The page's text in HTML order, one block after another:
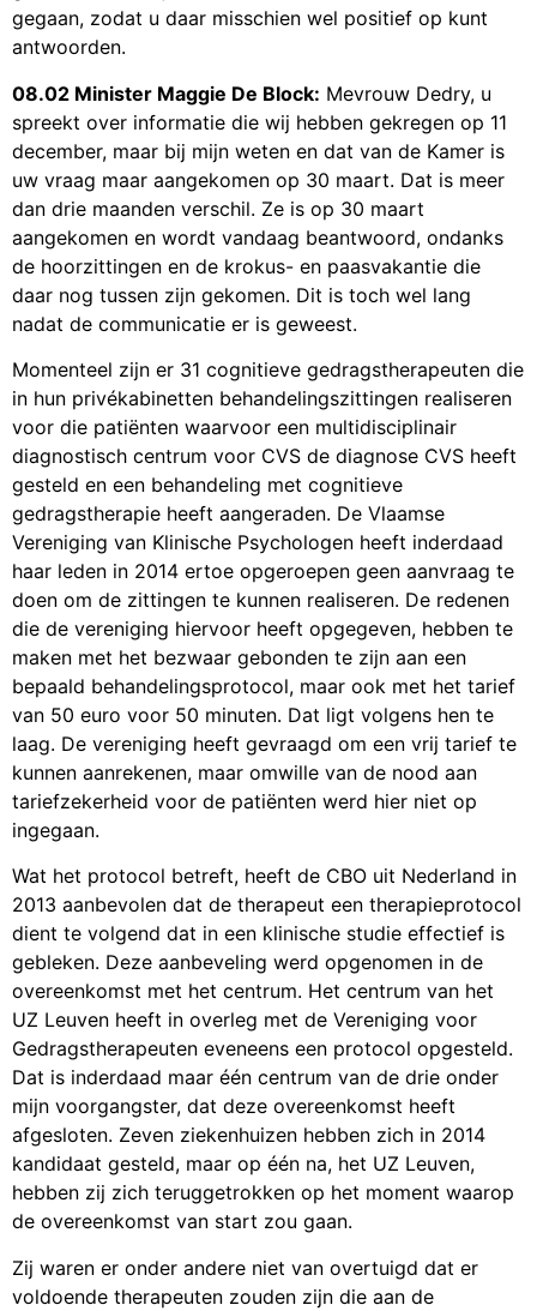
gegaan, zodat u daar misschien wel positief op kunt
antwoorden.
08.02 Minister Maggie De Block: Mevrouw Dedry, u
spreekt over informatie die wij hebben gekregen op 11
december, maar bij mijn weten en dat van de Kamer is
uw vraag maar aangekomen op 30 maart. Dat is meer
dan drie maanden verschil. Ze is op 30 maart
aangekomen en wordt vandaag beantwoord, ondanks
de hoorzittingen en de krokus- en paasvakantie die
daar nog tussen zijn gekomen. Dit is toch wel lang
nadat de communicatie er is geweest.
Momenteel zijn er 31 cognitieve gedragstherapeuten die
in hun privékabinetten behandelingszittingen realiseren
voor die patiënten waarvoor een multidisciplinair
diagnostisch centrum voor CVS de diagnose CVS heeft
gesteld en een behandeling met cognitieve
gedragstherapie heeft aangeraden. De Vlaamse
Vereniging van Klinische Psychologen heeft inderdaad
haar leden in 2014 ertoe opgeroepen geen aanvraag te
doen om de zittingen te kunnen realiseren. De redenen
die de vereniging hiervoor heeft opgegeven, hebben te
maken met het bezwaar gebonden te zijn aan een
bepaald behandelingsprotocol, maar ook met het tarief
van 50 euro voor 50 minuten. Dat ligt volgens hen te
laag. De vereniging heeft gevraagd om een vrij tarief te
kunnen aanrekenen, maar omwille van de nood aan
tariefzekerheid voor de patiënten werd hier niet op
ingegaan.
Wat het protocol betreft, heeft de CBO uit Nederland in
2013 aanbevolen dat de therapeut een therapieprotocol
dient te volgend dat in een klinische studie effectief is
gebleken. Deze aanbeveling werd opgenomen in de
overeenkomst met het centrum. Het centrum van het
UZ Leuven heeft in overleg met de Vereniging voor
Gedragstherapeuten eveneens een protocol opgesteld.
Dat is inderdaad maar één centrum van de drie onder
mijn voorgangster, dat deze overeenkomst heeft
afgesloten. Zeven ziekenhuizen hebben zich in 2014
kandidaat gesteld, maar op één na, het UZ Leuven,
hebben zij zich teruggetrokken op het moment waarop
de overeenkomst van start zou gaan.
Zij waren er onder andere niet van overtuigd dat er
voldoende therapeuten zouden zijn die aan de